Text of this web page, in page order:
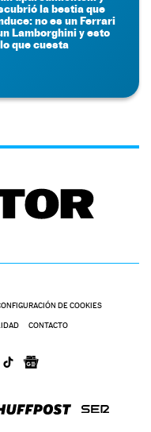
la bestia que
no es un Ferrari
Lamborghini y esto
que cuesta
DE COOKIES
CONTACTO